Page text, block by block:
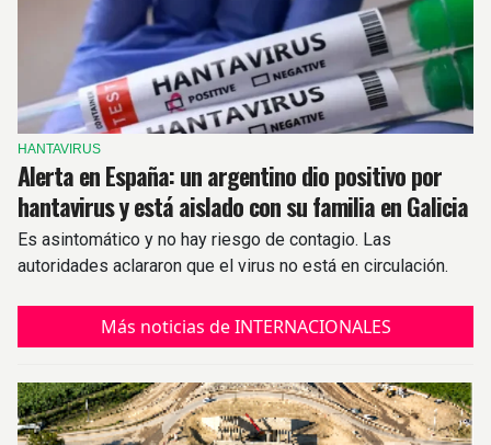
HANTAVIRUS
Alerta en España: un argentino dio positivo por
hantavirus y está aislado con su familia en Galicia
Es asintomático y no hay riesgo de contagio. Las
autoridades aclararon que el virus no está en circulación.
Más noticias de INTERNACIONALES